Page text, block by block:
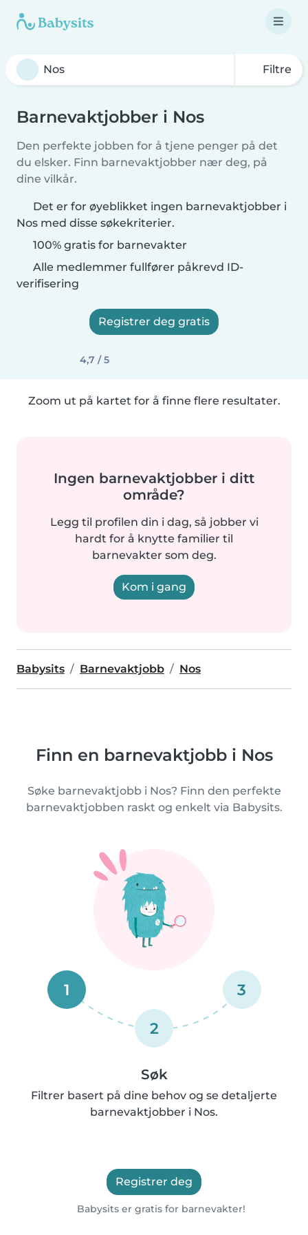
Filtre
Barnevaktjobber i Nos
Den perfekte jobben for å tjene penger på det
du elsker. Finn barnevaktjobber nær deg, på
dine vilkår.
Det er for øyeblikket ingen barnevaktjobber i
Nos med disse søkekriterier.
100% gratis for barnevakter
Alle medlemmer fullfører påkrevd ID-
verifisering
Registrer deg gratis
4,7 / 5
Zoom ut på kartet for å finne flere resultater.
Ingen barnevaktjobber i ditt
område?
Legg til profilen din i dag, så jobber vi
hardt for å knytte familier til
barnevakter som deg.
Kom i gang
Babysits Barnevaktjobb Nos
Finn en barnevaktjobb i Nos
Søke barnevaktjobb i Nos? Finn den perfekte
barnevaktjobben raskt og enkelt via Babysits.
1
2
3
Søk
Filtrer basert på dine behov og se detaljerte
barnevaktjobber i Nos.
Registrer deg
Babysits er gratis for barnevakter!